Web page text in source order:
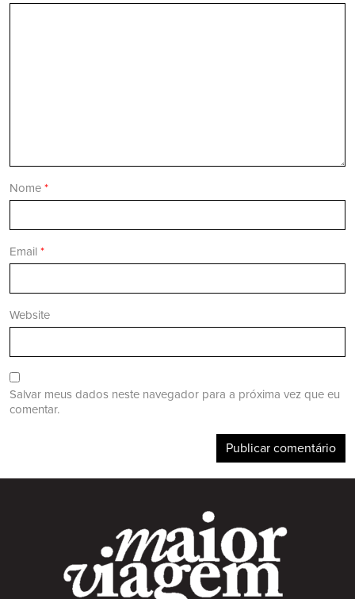
Nome *
Email *
Website
Salvar meus dados neste navegador para a próxima vez que eu
comentar.